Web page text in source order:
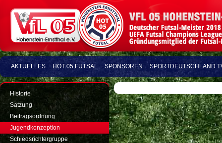
AKTUELLES HOT 05 FUTSAL SPONSOREN
Historie
Satzung
Beitragsordnung
Jugendkonzeption
Schiedsrichtergruppe